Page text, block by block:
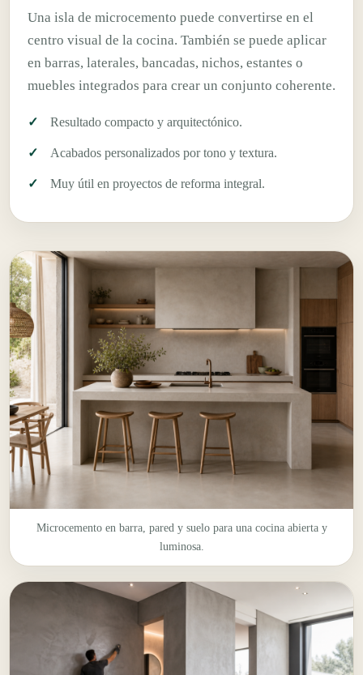
Una isla de microcemento puede convertirse en el
centro visual de la cocina. También se puede aplicar
en barras, laterales, bancadas, nichos, estantes o
muebles integrados para crear un conjunto coherente.
Resultado compacto y arquitectónico.
Acabados personalizados por tono y textura.
Muy útil en proyectos de reforma integral.
Microcemento en barra, pared y suelo para una cocina abierta y
luminosa.